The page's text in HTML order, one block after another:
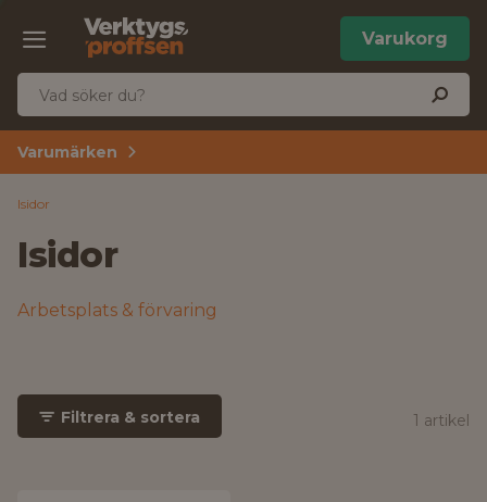
Varukorg
Varumärken
Isidor
Isidor
Arbetsplats & förvaring
Filtrera & sortera 1 artikel